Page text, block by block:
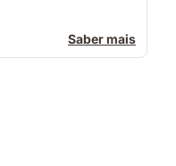
Saber mais